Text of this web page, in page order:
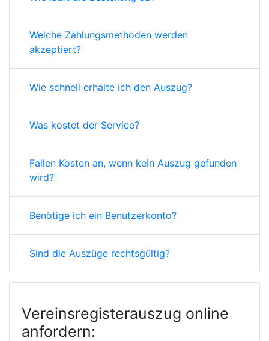
Welche Zahlungsmethoden werden
akzeptiert?
Wie schnell erhalte ich den Auszug?
Was kostet der Service?
Fallen Kosten an, wenn kein Auszug gefunden
wird?
Benötige ich ein Benutzerkonto?
Sind die Auszüge rechtsgültig?
Vereinsregisterauszug online
anfordern: